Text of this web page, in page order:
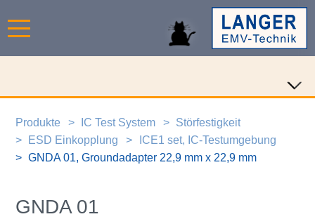
Produkte IC Test System
Störfestigkeit
ESD Einkopplung
ICE1 set, IC-Testumgebung
GNDA 01, Groundadapter 22,9 mm x 22,9 mm
GNDA 01